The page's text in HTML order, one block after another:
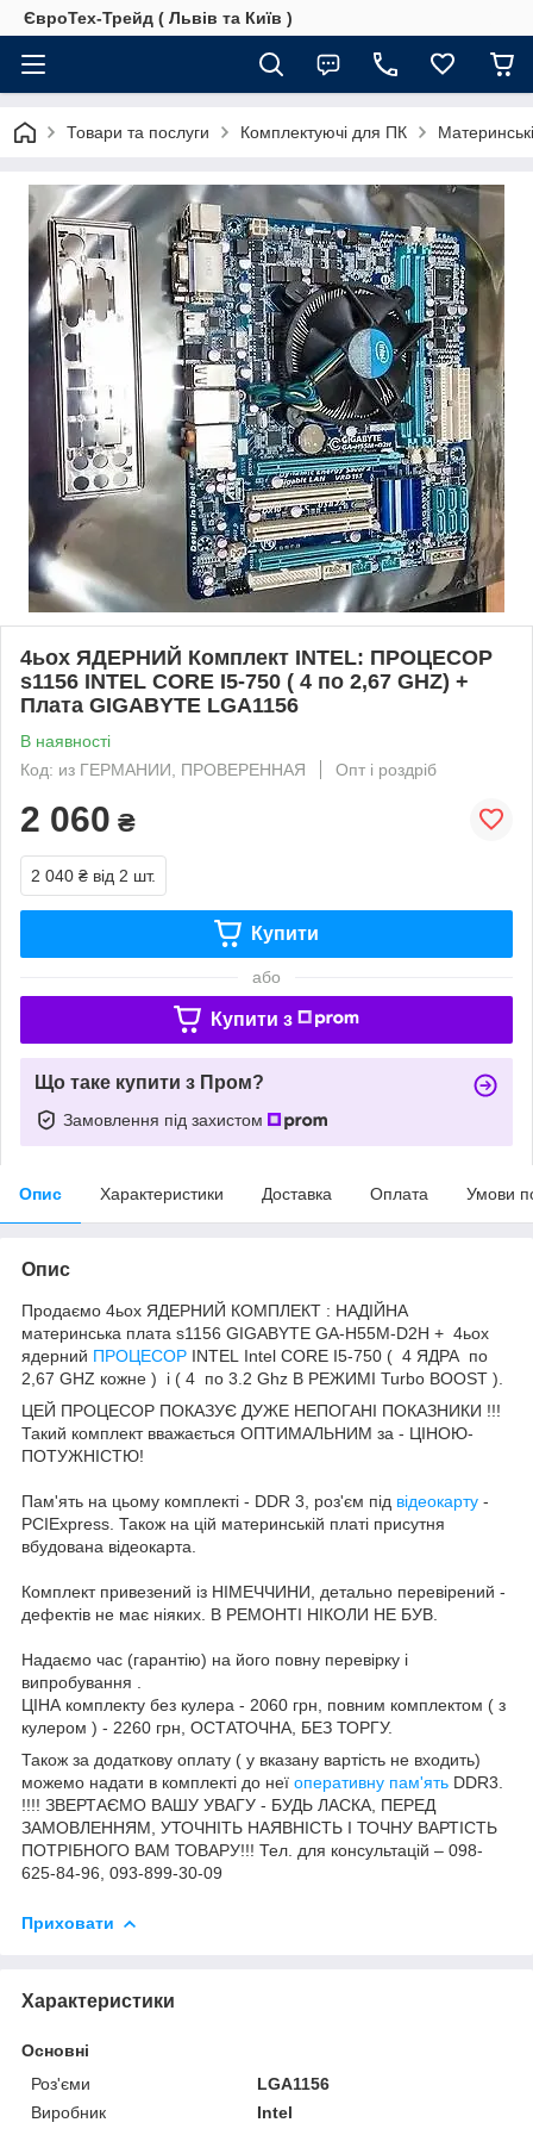
ЄвроТех-Трейд ( Львів та Київ )
Товари та послуги Комплектуючі для ПК
4ьох ЯДЕРНИЙ Комплект INTEL: ПРОЦЕСОР
s1156 INTEL CORE I5-750 ( 4 по 2,67 GHZ) +
Плата GIGABYTE LGA1156
В наявності
Код: из ГЕРМАНИИ, ПРОВЕРЕННАЯ
Опт і роздріб
2 060 ₴
2 040 ₴ від 2 шт.
Купити
або
Купити з
Що таке купити з Пром?
Замовлення під захистом
Опис Характеристики Доставка Оплата Умови
Опис
Продаємо 4ьох ЯДЕРНИЙ КОМПЛЕКТ : НАДІЙНА
материнська плата s1156 GIGABYTE GA-H55M-D2H + 4ьох
ядерний ПРОЦЕСОР INTEL Intel CORE I5-750 ( 4 ЯДРА по
2,67 GHZ кожне ) і ( 4 по 3.2 Ghz В РЕЖИМІ Turbo BOOST ).
ЦЕЙ ПРОЦЕСОР ПОКАЗУЄ ДУЖЕ НЕПОГАНІ ПОКАЗНИКИ !!!
Такий комплект вважається ОПТИМАЛЬНИМ за - ЦІНОЮ-
ПОТУЖНІСТЮ!
Пам'ять на цьому комплекті - DDR 3, роз'єм під відеокарту -
PCIExpress. Також на цій материнській платі присутня
вбудована відеокарта.
Комплект привезений із НІМЕЧЧИНИ, детально перевірений -
дефектів не має ніяких. В РЕМОНТІ НІКОЛИ НЕ БУВ.
Надаємо час (гарантію) на його повну перевірку і
випробування .
ЦІНА комплекту без кулера - 2060 грн, повним комплектом ( з
кулером ) - 2260 грн, ОСТАТОЧНА, БЕЗ ТОРГУ.
Також за додаткову оплату ( у вказану вартість не входить)
можемо надати в комплекті до неї оперативну пам'ять DDR3.
!!!! ЗВЕРТАЄМО ВАШУ УВАГУ - БУДЬ ЛАСКА, ПЕРЕД
ЗАМОВЛЕННЯМ, УТОЧНІТЬ НАЯВНІСТЬ І ТОЧНУ ВАРТІСТЬ
ПОТРІБНОГО ВАМ ТОВАРУ!!! Тел. для консультацій – 098-
625-84-96, 093-899-30-09
Приховати
Характеристики
Основні
Роз'єми
LGA1156
Виробник
Intel